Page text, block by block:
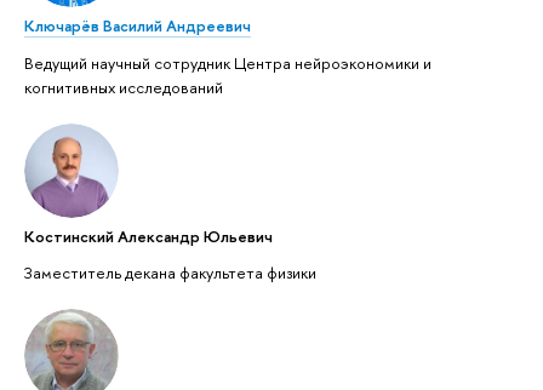
Ключарёв Василий Андреевич
Ведущий научный сотрудник Центра нейроэкономики и
когнитивных исследований
Костинский Александр Юльевич
Заместитель декана факультета физики